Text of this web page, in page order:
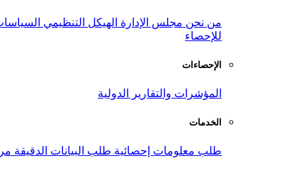
من نحن مجلس الإدارة الهيكل التنظيمي
للإحصاء
الإحصاءات
المؤشرات والتقارير الدولية
الخدمات
طلب معلومات إحصائية طلب البيانات الدقيقة